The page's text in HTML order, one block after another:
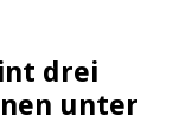
drei
unter